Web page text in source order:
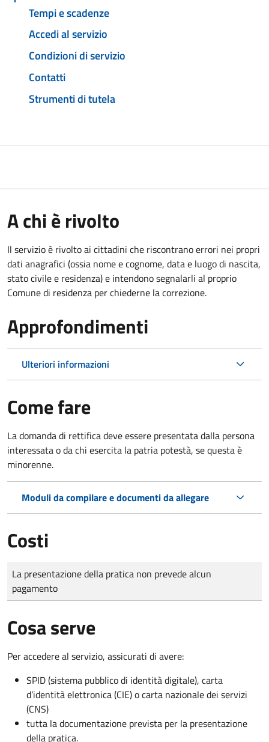
Tempi e scadenze
Accedi al servizio
Condizioni di servizio
Contatti
Strumenti di tutela
A chi è rivolto
Il servizio è rivolto ai cittadini che riscontrano errori nei propri
dati anagrafici (ossia nome e cognome, data e luogo di nascita,
stato civile e residenza) e intendono segnalarli al proprio
Comune di residenza per chiederne la correzione.
Approfondimenti
Ulteriori informazioni
Come fare
La domanda di rettifica deve essere presentata dalla persona
interessata oda chi esercita la patria potestà, se questa è
minorenne.
Moduli da compilare e documenti da allegare
Costi
Tipo di pagamento
Importo
La presentazione della pratica non prevede alcun
pagamento
Cosa serve
Per accedere al servizio, assicurati di avere:
SPID (sistema pubblico di identità digitale), carta
d’identità elettronica (CIE) o carta nazionale dei servizi
(CNS)
tutta la documentazione prevista per la presentazione
della pratica.